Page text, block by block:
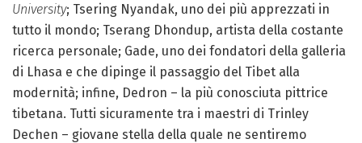
University; Tsering Nyandak, uno dei più apprezzati in
tutto il mondo; Tserang Dhondup, artista della costante
ricerca personale; Gade, uno dei fondatori della galleria
di Lhasa e che dipinge il passaggio del Tibet alla
modernità; infine, Dedron – la più conosciuta pittrice
tibetana. Tutti sicuramente tra i maestri di Trinley
Dechen – giovane stella della quale ne sentiremo